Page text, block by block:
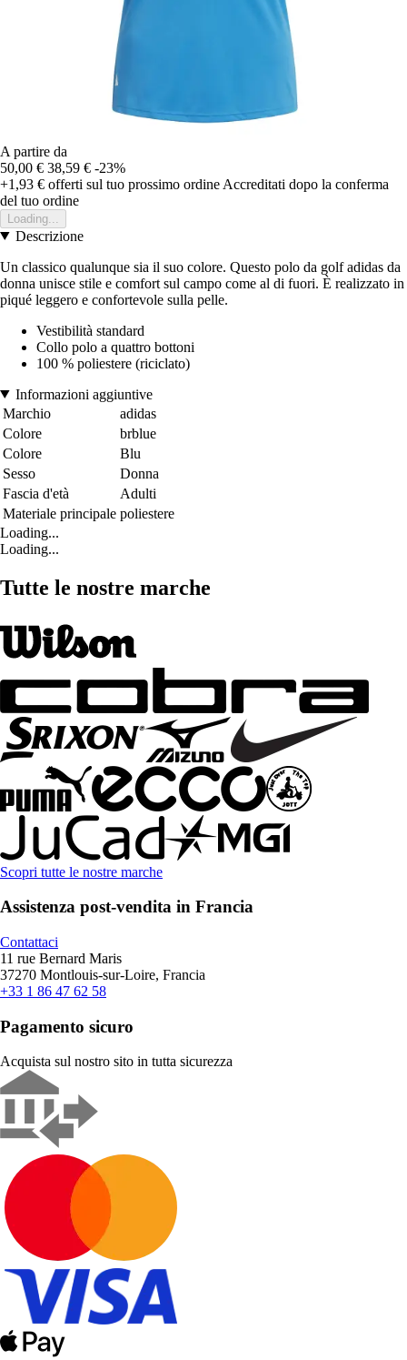
A partire da
50,00 € 38,59 € -23%
+1,93 € offerti sul tuo prossimo ordine Accreditati dopo la conferma
del tuo ordine
Loading...
Descrizione
Un classico qualunque sia il suo colore. Questo polo da golf adidas da
donna unisce stile e comfort sul campo come al di fuori. È realizzato in
piqué leggero e confortevole sulla pelle.
Vestibilità standard
Collo polo a quattro bottoni
100 % poliestere (riciclato)
Informazioni aggiuntive
Marchio
adidas
Colore
brblue
Colore
Blu
Sesso
Donna
Fascia d'età
Adulti
Materiale principale poliestere
Loading...
Loading...
Tutte le nostre marche
Scopri tutte le nostre marche
Assistenza post-vendita in Francia
Contattaci
11 rue Bernard Maris
37270 Montlouis-sur-Loire, Francia
+33 1 86 47 62 58
Pagamento sicuro
Acquista sul nostro sito in tutta sicurezza